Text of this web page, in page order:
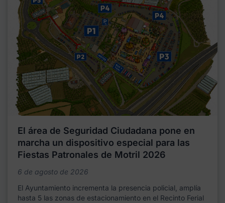
El área de Seguridad Ciudadana pone en
marcha un dispositivo especial para las
Fiestas Patronales de Motril 2026
6 de agosto de 2026
El Ayuntamiento incrementa la presencia policial, amplía
hasta 5 las zonas de estacionamiento en el Recinto Ferial